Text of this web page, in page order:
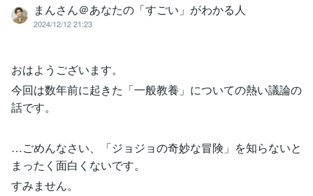
まんさん＠あなたの「すごい」がわかる人
2024/12/12 21:23
おはようございます。
今回は数年前に起きた「一般教養」についての熱い議論の
話です。
…ごめんなさい、「ジョジョの奇妙な冒険」を知らないと
まったく面白くないです。
すみません。